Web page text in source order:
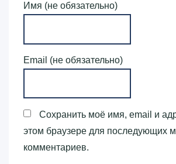
Имя (не обязательно)
Email (не обязательно)
Сохранить моё имя, email и
этом браузере для последующих
комментариев.